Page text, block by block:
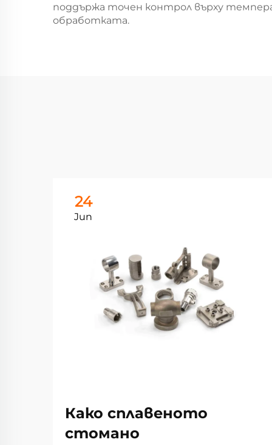
поддържа точен контрол върху
обработката.
24
Jun
Како сплавеното
стомано